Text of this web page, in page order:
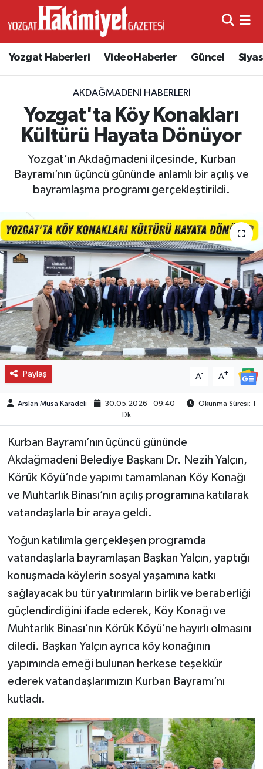
Yozgat Haberleri Video Haberler Güncel
AKDAĞMADENI HABERLERI
Yozgat'ta Köy Konakları
Kültürü Hayata Dönüyor
Yozgat’ın Akdağmadeni ilçesinde, Kurban
Bayramı’nın üçüncü gününde anlamlı bir açılış ve
bayramlaşma programı gerçekleştirildi.
Paylaş A- A+
Arslan Musa Karadeli 30.05.2026 - 09:40
Okunma Süresi: 1
Dk
Kurban Bayramı’nın üçüncü gününde
Akdağmadeni Belediye Başkanı Dr. Nezih Yalçın,
Körük Köyü’nde yapımı tamamlanan Köy Konağı
ve Muhtarlık Binası’nın açılış programına katılarak
vatandaşlarla bir araya geldi.
Yoğun katılımla gerçekleşen programda
vatandaşlarla bayramlaşan Başkan Yalçın, yaptığı
konuşmada köylerin sosyal yaşamına katkı
sağlayacak bu tür yatırımların birlik ve beraberliği
güçlendirdiğini ifade ederek, Köy Konağı ve
Muhtarlık Binası’nın Körük Köyü’ne hayırlı olmasını
diledi. Başkan Yalçın ayrıca köy konağının
yapımında emeği bulunan herkese teşekkür
ederek vatandaşlarımızın Kurban Bayramı’nı
kutladı.